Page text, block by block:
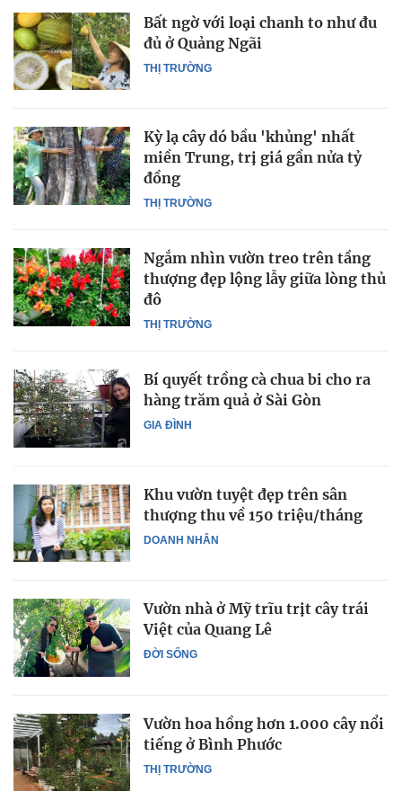
THỊ TRƯỜNG
Bất ngờ với loại chanh to như đu
đủ ở Quảng Ngãi
THỊ TRƯỜNG
Kỳ lạ cây dó bầu 'khủng' nhất
miền Trung, trị giá gần nửa tỷ
đồng
THỊ TRƯỜNG
Ngắm nhìn vườn treo trên tầng
thượng đẹp lộng lẫy giữa lòng thủ
đô
GIA ĐÌNH
Bí quyết trồng cà chua bi cho ra
hàng trăm quả ở Sài Gòn
DOANH NHÂN
Khu vườn tuyệt đẹp trên sân
thượng thu về 150 triệu/tháng
ĐỜI SỐNG
Vườn nhà ở Mỹ trĩu trịt cây trái
Việt của Quang Lê
THỊ TRƯỜNG
Vườn hoa hồng hơn 1.000 cây nổi
tiếng ở Bình Phước